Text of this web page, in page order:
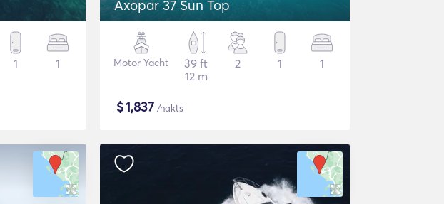
1 1
Axopar 37 Sun Top
Motor Yacht
39 ft
12 m
2 1 1
$1,837 /nakts